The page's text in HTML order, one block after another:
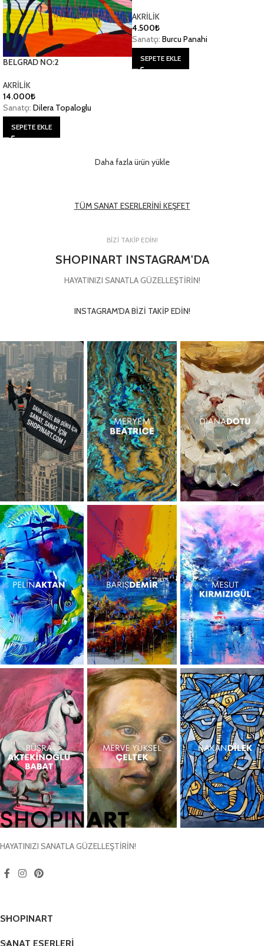
AKRİLİK
4.500₺
Sanatçı: Burcu Panahi
SEPETE EKLE
BELGRAD NO:2
AKRİLİK
14.000₺
Sanatçı: Dilera Topaloglu
SEPETE EKLE
Daha fazla ürün yükle
TÜM SANAT ESERLERİNİ KEŞFET
BİZİ TAKİP EDİN!
SHOPINART INSTAGRAM'DA
HAYATINIZI SANATLA GÜZELLEŞTİRİN!
INSTAGRAM'DA BİZİ TAKİP EDİN!
HAYATINIZI SANATLA GÜZELLEŞTİRİN!
SHOPINART
SANAT ESERLERİ